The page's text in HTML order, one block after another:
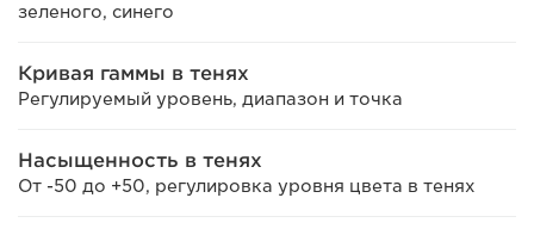
зеленого, синего
Кривая гаммы в тенях
Регулируемый уровень, диапазон и точка
Насыщенность в тенях
От -50 до +50, регулировка уровня цвета в тенях